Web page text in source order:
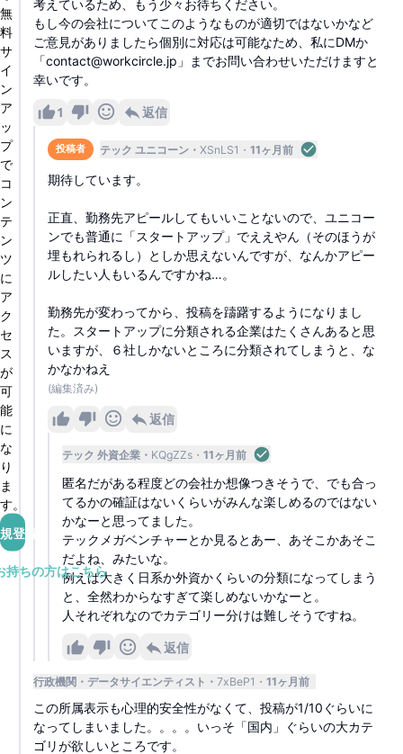
無
料
サ
イ
ン
ア
ッ
プ
で
コ
ン
テ
ン
ツ
に
ア
ク
セ
ス
が
可
能
に
な
り
ま
す。
登録
持ちの方はこちら
考えているため、もう少々お待ちください。
もし今の会社についてこのようなものが適切ではないかなど
ご意見がありましたら個別に対応は可能なため、私にDMか
「contact@workcircle.jp」までお問い合わせいただけますと
幸いです。
1 返信
投稿者 テック ユニコーン XSnLS1 11ヶ月前
期待しています。
正直、勤務先アピールしてもいいことないので、ユニコー
ンでも普通に「スタートアップ」でええやん（そのほうが
埋もれられるし）としか思えないんですが、なんかアピー
ルしたい人もいるんですかね…。
勤務先が変わってから、投稿を躊躇するようになりまし
た。スタートアップに分類される企業はたくさんあると思
いますが、６社しかないところに分類されてしまうと、な
かなかねえ
(編集済み)
返信
テック 外資企業 KQgZZs 11ヶ月前
匿名だがある程度どの会社か想像つきそうで、でも合っ
てるかの確証はないくらいがみんな楽しめるのではない
かなーと思ってました。
テックメガベンチャーとか見るとあー、あそこかあそこ
だよね、みたいな。
例えば大きく日系か外資かくらいの分類になってしまう
と、全然わからなすぎて楽しめないかなーと。
人それぞれなのでカテゴリー分けは難しそうですね。
返信
行政機関 データサイエンティスト 7xBeP1 11ヶ月前
この所属表示も心理的安全性がなくて、投稿が1/10ぐらいに
なってしまいました。。。。いっそ「国内」ぐらいの大カテ
ゴリが欲しいところです。